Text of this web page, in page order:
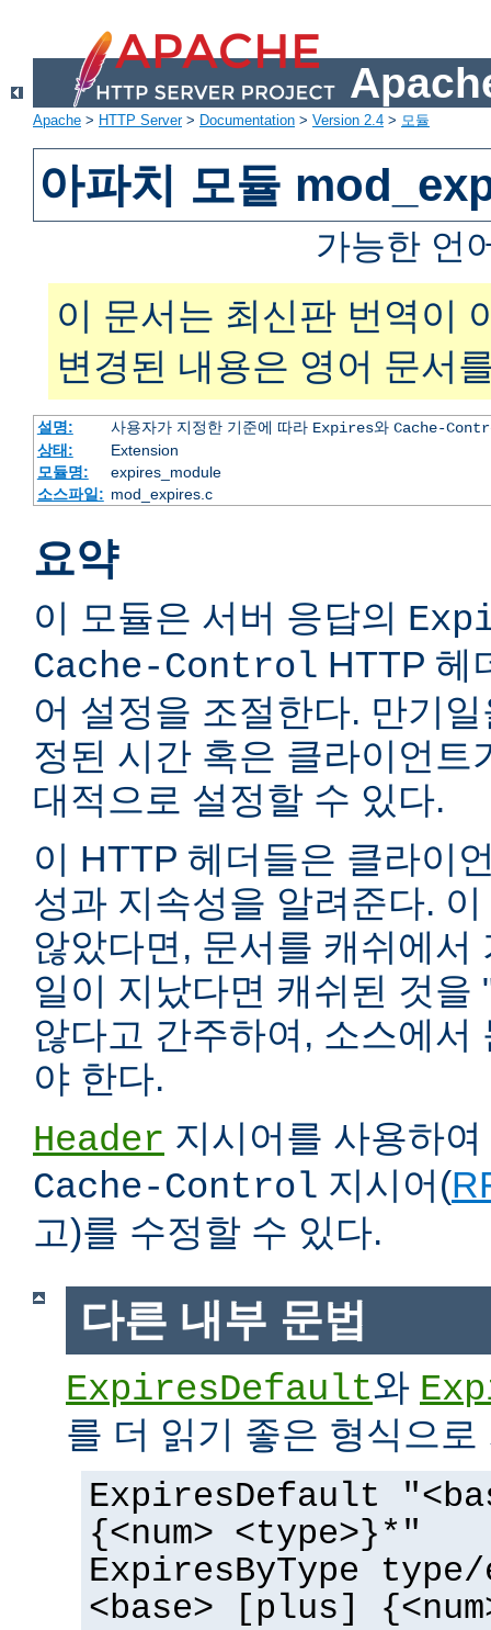
Apache > HTTP Server> Documentation > Version 2.4 > 모듈
아파치 모듈
가능한 언
이 문서는 최신판 번역이
변경된 내용은 영어 문서
설명: 사용자가 지정한 기준에 따라 Expires와 Cache-
상태:
Extension
모듈명:
expires_module
소스파일: mod_expires.c
요약
이 모듈은 서버 응답의
Cache-Control HTTP 헤
어 설정을 조절한다. 만기
정된 시간 혹은 클라이언트
대적으로 설정할 수 있다.
이 HTTP 헤더들은 클라이
성과 지속성을 알려준다.
않았다면, 문서를 캐쉬에서
일이 지났다면 캐쉬된 것을
않다고 간주하여, 소스에서
야 한다.
Header 지시어를 사용하여
Cache-Control 지시어(
고)를 수정할 수 있다.
다른 내부 문법
ExpiresDefault와
를 더 읽기 좋은 형식으
ExpiresDefault
{<num> <type>}*"
ExpiresByType
<base> [plus]